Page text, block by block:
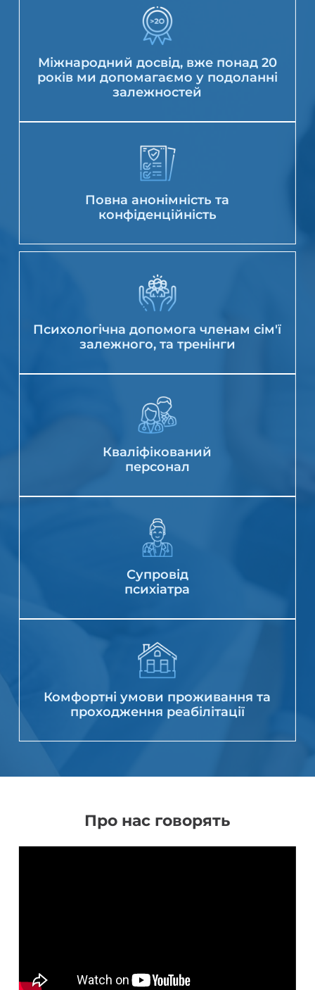
Міжнародний досвід, вже понад 20
років ми допомагаємо у подоланні
залежностей
Повна анонімність та
конфіденційність
Психологічна допомога членам сім'ї
залежного, та тренінги
Кваліфікований
персонал
Супровід
психіатра
Комфортні умови проживання та
проходження реабілітації
Про нас говорять